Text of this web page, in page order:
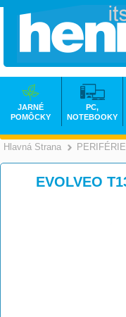
Hlavná Strana PERIFÉRIE
EVOLVEO
JARNÉ
POMÔCKY
PC,
NOTEBOOKY